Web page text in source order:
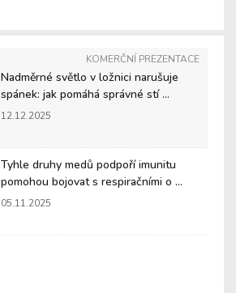
KOMERČNÍ PREZENTACE
Nadměrné světlo v ložnici narušuje
spánek: jak pomáhá správné stí ...
12.12.2025
Tyhle druhy medů podpoří imunitu
pomohou bojovat s respiračními o ...
05.11.2025